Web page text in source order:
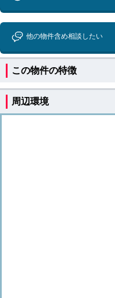
他の物件含め相談したい
この物件の特徴
周辺環境